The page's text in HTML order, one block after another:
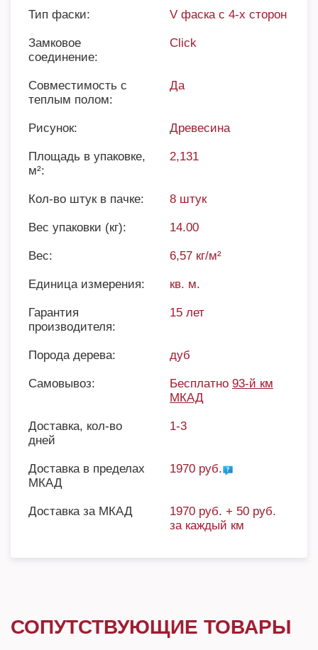
Тип фаски: V фаска с 4-х сторон
Замковое
соединение:
Click
Совместимость с
теплым полом:
Да
Рисунок: Древесина
Площадь в упаковке,
м²:
2,131
Кол-во штук в пачке: 8 штук
Вес упаковки (кг): 14.00
Вес: 6,57 кг/м²
Единица измерения: кв. м.
Гарантия
производителя:
15 лет
Порода дерева: дуб
Самовывоз: Бесплатно 93-й км
МКАД
Доставка, кол-во
дней
1-3
Доставка в пределах
МКАД
1970 руб.
Доставка за МКАД
1970 руб. + 50 руб.
за каждый км
СОПУТСТВУЮЩИЕ ТОВАРЫ